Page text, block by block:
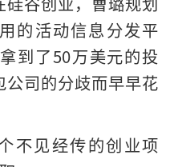
的活动信息分发平
到了50万美元的投
司的分歧而早早花
不见经传的创业项